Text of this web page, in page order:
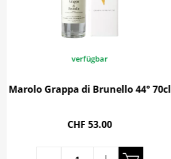
verfügbar
Marolo Grappa di Brunello 44° 70cl
CHF 53.00